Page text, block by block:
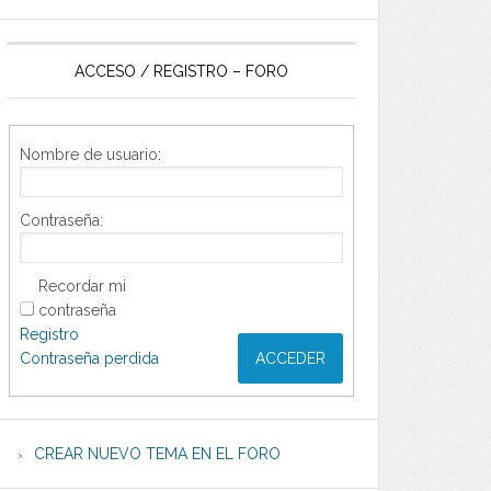
ACCESO / REGISTRO – FORO
Nombre de usuario:
Contraseña:
Recordar mi
contraseña
ACCEDER
Registro
Contraseña perdida
CREAR NUEVO TEMA EN EL FORO